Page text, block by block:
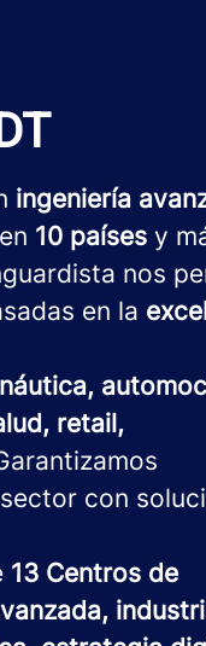
ingeniería
10 países y
nos
en la
retail,
con
13 Centros de